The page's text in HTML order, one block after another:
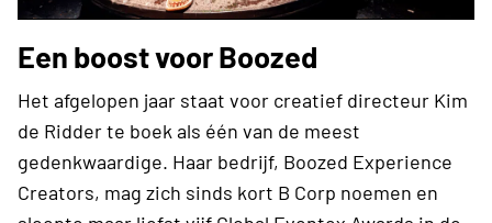
Een boost voor Boozed
Het afgelopen jaar staat voor creatief directeur Kim
de Ridder te boek als één van de meest
gedenkwaardige. Haar bedrijf, Boozed Experience
Creators, mag zich sinds kort B Corp noemen en